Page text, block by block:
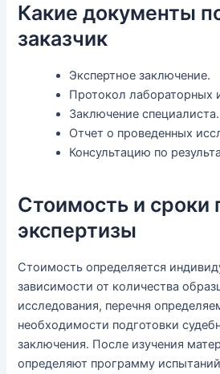
Какие документы
заказчик
Экспертное заключение.
Протокол лабораторных
Заключение специалиста.
Отчет о проведенных
Консультацию по
Стоимость и сроки
экспертизы
Стоимость определяется
зависимости от количества
исследования, перечня
необходимости подготовки
заключения. После изучения
определяют программу